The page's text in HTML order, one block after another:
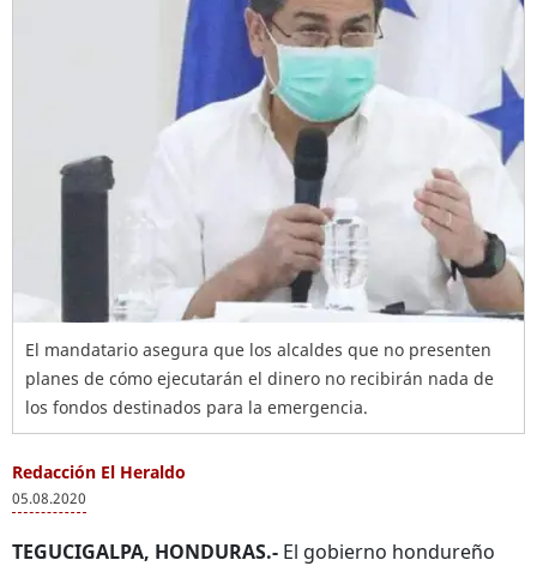
El mandatario asegura que los alcaldes que no presenten
planes de cómo ejecutarán el dinero no recibirán nada de
los fondos destinados para la emergencia.
Redacción El Heraldo
05.08.2020
TEGUCIGALPA, HONDURAS.- El gobierno hondureño